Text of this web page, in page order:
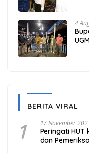
4
BERITA VIRAL
1 17 November
Peringati HUT
dan